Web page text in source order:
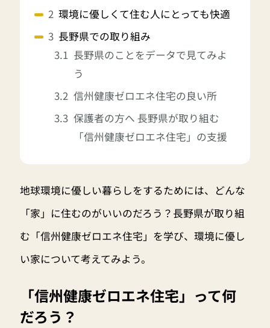
環境に優しくて住む人にとっても快適
長野県での取り組み
長野県のことをデータで見てみよ
う
信州健康ゼロエネ住宅の良い所
保護者の方へ 長野県が取り組む
「信州健康ゼロエネ住宅」の支援
地球環境に優しい暮らしをするためには、どんな
「家」に住むのがいいのだろう？長野県が取り組
む「信州健康ゼロエネ住宅」を学び、環境に優し
い家について考えてみよう。
「信州健康ゼロエネ住宅」って何
だろう？